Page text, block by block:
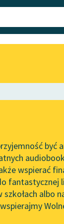
do
Tunkiel
Mapa
API
OAI-
być
wspierać
albo